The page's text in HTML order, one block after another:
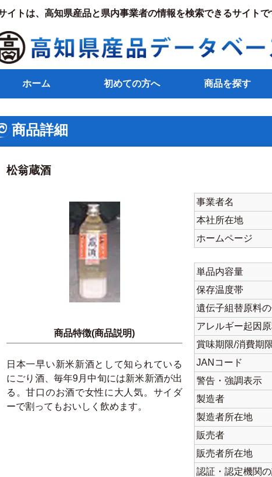
イトは、高知県産品と県内事業者の情報を検索できるサイトで
ホーム 初めての方へ 商品を探す
商品詳細
松翁蔵酒
商品特徴(商品説明)
日本一早い新米新酒として知られている
にごり酒、毎年9月中旬には新米新酒が出
る。甘口のお酒で女性に大人気。サイダ
ーで割ってもおいしく飲めます。
事業者名
本社所在地
ホームページ
単品内容量
保存温度帯
遺伝子組替原料の
アレルギー起因
賞味期限/消費期
JANコード
警告・強調表示
製造者
製造者所在地
販売者
販売者所在地
認証・認定機関